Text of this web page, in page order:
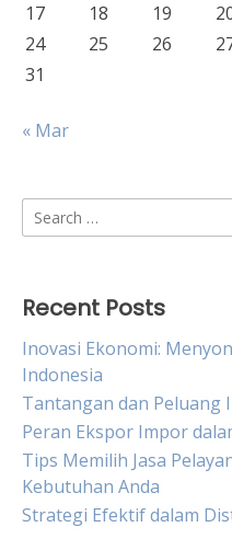
17
18 19
24
25 26
31
« Mar
Search
for:
Recent Posts
Inovasi Ekonomi:
Indonesia
Tantangan dan Peluang
Peran Ekspor Impor
Tips Memilih Jasa
Kebutuhan Anda
Strategi Efektif dalam